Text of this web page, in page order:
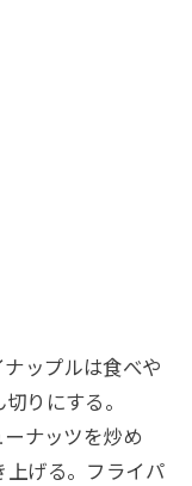
ップルは食べや
りにする。
ナッツを炒め
上げる。フライパ